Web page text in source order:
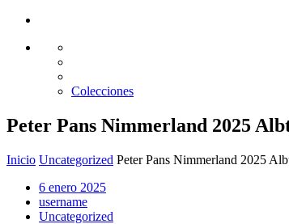
Colecciones
Peter Pans Nimmerland 2025
Inicio Uncategorized Peter Pans Nimmerland 2025
6 enero 2025
username
Uncategorized